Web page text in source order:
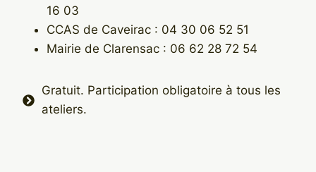
16 03
CCAS de Caveirac : 04 30 06 52 51
Mairie de Clarensac : 06 62 28 72 54
Gratuit. Participation obligatoire à tous les
ateliers.